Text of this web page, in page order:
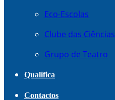
Eco-Escolas
Clube das Ciências
Grupo de Teatro
Qualifica
Contactos